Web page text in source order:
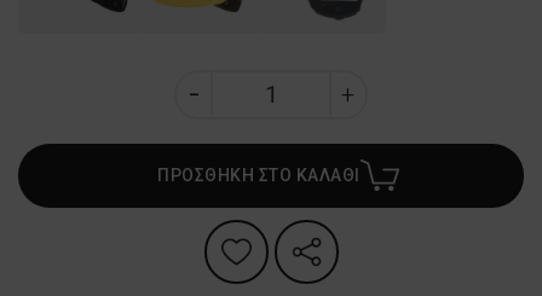
ΠΡΟΣΘΗΚΗ ΣΤΟ ΚΑΛΑΘΙ